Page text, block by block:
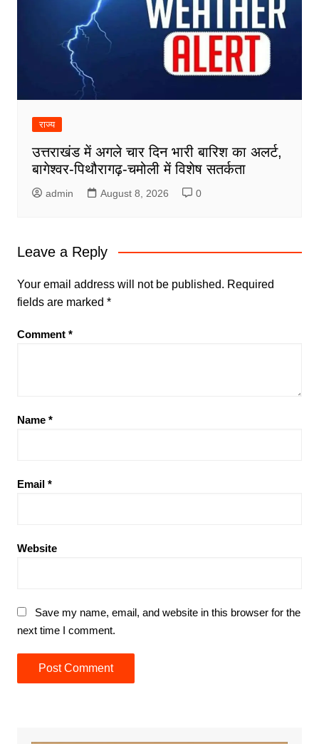
राज्य
उत्तराखंड में अगले चार दिन भारी बारिश का अलर्ट,
बागेश्वर-पिथौरागढ़-चमोली में विशेष सतर्कता
admin August 8, 2026 0
Leave a Reply
Your email address will not be published. Required
fields are marked *
Comment *
Name *
Email *
Website
Save my name, email, and website in this browser for the
next time I comment.